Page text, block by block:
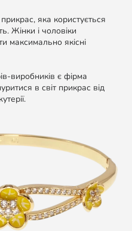
яка користується
Жінки і чоловіки
максимально якісні
виробників є фірма
в світ прикрас від